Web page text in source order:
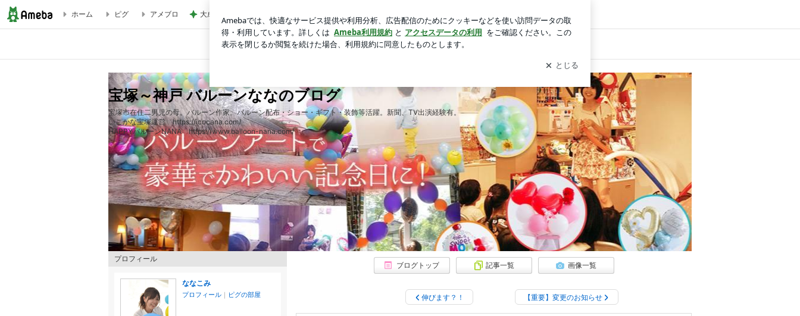
バルーン無料配布☆子育てほっとステーション水道筋 | 宝塚～神戸 バルーンななのブログ
Home Ameblo
ホーム ピグ アメブロ 大成功だった話題のお帰りマンゴー ログイン
宝塚～神戸 バルーンななのブログ
宝塚市在住二男児の母。バルーン作家。バルーン配布・ショー・ギフト・装飾等活躍。新聞、TV出演経験有。
いこかな宝塚運営 https://icocana.com/
HAPPYバルーンNANA https://www.balloon-nana.com/
ブログトップ 記事一覧 画像一覧
伸びます？！ 【重要】変更のお知らせ
プロフィール
ななこみ
プロフィール ｜ ピグの部屋